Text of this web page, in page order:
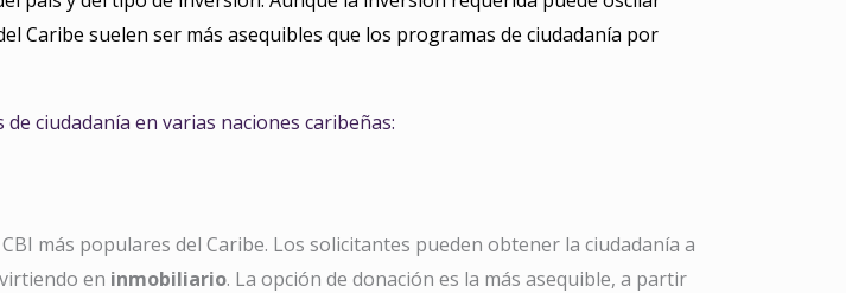
Caribe suelen ser más asequibles que los programas de ciudadanía por
ciudadanía en varias naciones caribeñas:
más populares del Caribe. Los solicitantes pueden obtener la ciudadanía a
en inmobiliario. La opción de donación es la más asequible, a partir